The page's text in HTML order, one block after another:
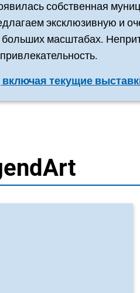
собственная
эксклюзивную и
масштабах.
текущие